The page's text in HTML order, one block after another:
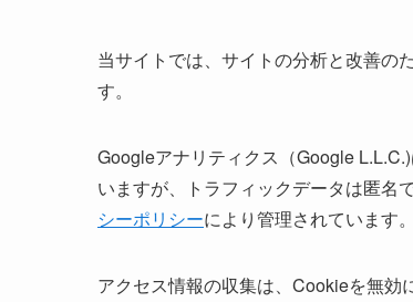
当サイトでは、サイトの分析と改善の
す。
Googleアナリティクス（Google
いますが、トラフィックデータは匿名
シーポリシーにより管理されています。
アクセス情報の収集は、Cookieを無